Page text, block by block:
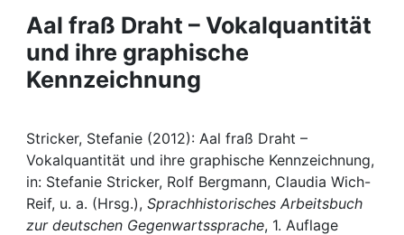
Projects
People
Awards
My FIS
Aal fraß Draht – Vokalquantität
und ihre graphische
Kennzeichnung
Stricker, Stefanie (2012): Aal fraß Draht –
Vokalquantität und ihre graphische Kennzeichnung,
in: Stefanie Stricker, Rolf Bergmann, Claudia Wich-
Reif, u. a. (Hrsg.), Sprachhistorisches Arbeitsbuch
zur deutschen Gegenwartssprache, 1. Auflage